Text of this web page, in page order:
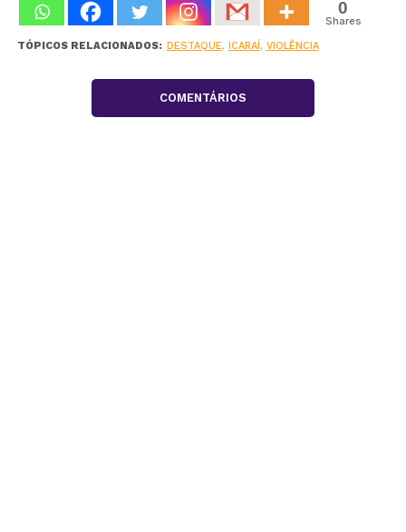
0
Shares
TÓPICOS RELACIONADOS: DESTAQUE, ICARAÍ, VIOLÊNCIA
COMENTÁRIOS